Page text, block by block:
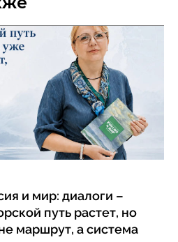
и мир: диалоги –
путь растет, но
маршрут, а система